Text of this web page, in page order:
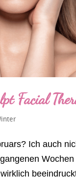
Facial
Ich auch